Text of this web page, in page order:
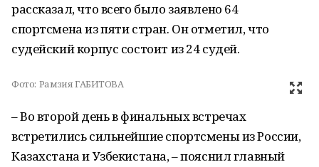
рассказал, что всего было заявлено 64
спортсмена из пяти стран. Он отметил, что
судейский корпус состоит из 24 судей.
Фото: Рамзия ГАБИТОВА
– Во второй день в финальных встречах
встретились сильнейшие спортсмены из России,
Казахстана и Узбекистана, – пояснил главный